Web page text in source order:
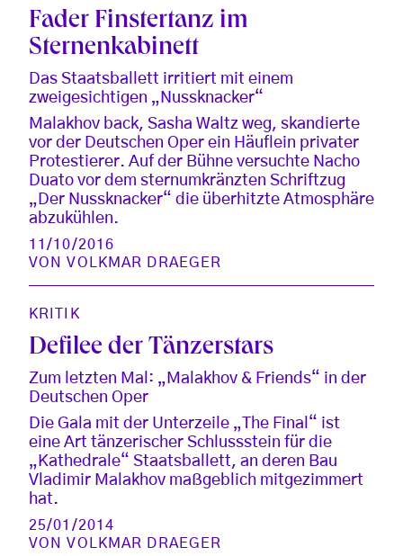
Fader Finstertanz im
Sternenkabinett
Das Staatsballett irritiert mit einem
zweigesichtigen „Nussknacker“
Malakhov back, Sasha Waltz weg, skandierte
vor der Deutschen Oper ein Häuflein privater
Protestierer. Auf der Bühne versuchte Nacho
Duato vor dem sternumkränzten Schriftzug
„Der Nussknacker“ die überhitzte Atmosphäre
abzukühlen.
11/10/2016
VONVOLKMAR DRAEGER
KRITIK
Defilee der Tänzerstars
Zum letzten Mal: „Malakhov & Friends“ in der
Deutschen Oper
Die Gala mit der Unterzeile „The Final“ ist
eine Art tänzerischer Schlussstein für die
„Kathedrale“ Staatsballett, an deren Bau
Vladimir Malakhov maßgeblich mitgezimmert
hat.
25/01/2014
VONVOLKMAR DRAEGER